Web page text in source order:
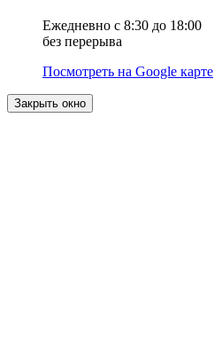
Ежедневно с 8:30 до 18:00
без перерыва
Посмотреть на Google карте
Закрыть окно